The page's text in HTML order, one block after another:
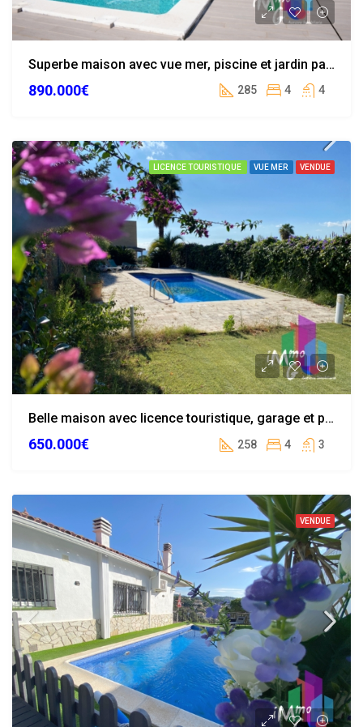
Superbe maison avec vue mer, piscine et jardin paysager à Calonge
890.000€ 285 4 4
LICENCE TOURISTIQUE VUE MER VENDUE
Belle maison avec licence touristique, garage et piscine au centre de Lloret de Mar
650.000€ 258 4 3
VENDUE